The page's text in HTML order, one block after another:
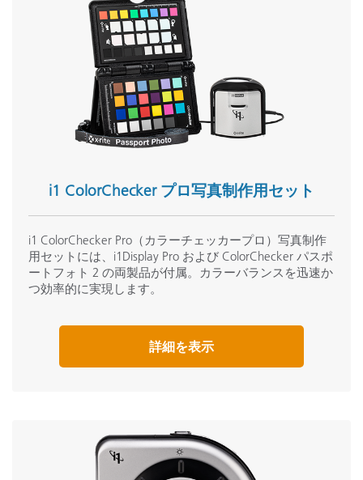
i1 ColorChecker プロ写真制作用セット
i1 ColorChecker Pro（カラーチェッカープロ）写真制作
用セットには、i1Display Pro および ColorChecker パスポ
ートフォト 2 の両製品が付属。カラーバランスを迅速か
つ効率的に実現します。
詳細を表示